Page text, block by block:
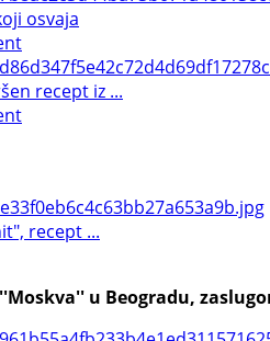
osvaja
recept iz ...
recept ...
u Beogradu,